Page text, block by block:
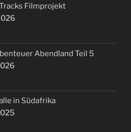
Filmprojekt
Abendland Teil 5
in Südafrika